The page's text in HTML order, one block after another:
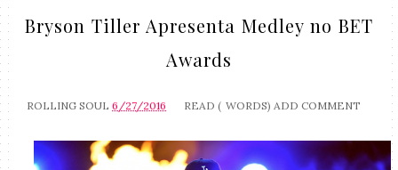
Bryson Tiller Apresenta Medley no BET
Awards
ROLLING SOUL 6/27/2016 READ ( WORDS) ADD COMMENT